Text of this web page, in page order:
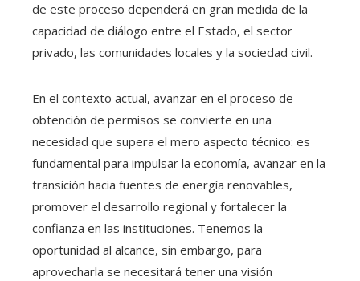
de este proceso dependerá en gran medida de la
capacidad de diálogo entre el Estado, el sector
privado, las comunidades locales y la sociedad civil.
En el contexto actual, avanzar en el proceso de
obtención de permisos se convierte en una
necesidad que supera el mero aspecto técnico: es
fundamental para impulsar la economía, avanzar en la
transición hacia fuentes de energía renovables,
promover el desarrollo regional y fortalecer la
confianza en las instituciones. Tenemos la
oportunidad al alcance, sin embargo, para
aprovecharla se necesitará tener una visión